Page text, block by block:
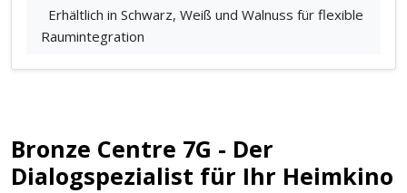
Erhältlich in Schwarz, Weiß und Walnuss für flexible
Raumintegration
Bronze Centre 7G - Der
Dialogspezialist für Ihr Heimkino